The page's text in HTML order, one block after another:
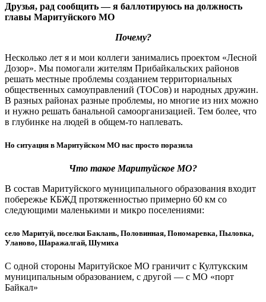
Друзья, рад сообщить — я баллотируюсь на должность
главы Маритуйского МО
Почему?
Несколько лет я и мои коллеги занимались проектом «Лесной
Дозор». Мы помогали жителям Прибайкальских районов
решать местные проблемы созданием территориальных
общественных самоуправлений (ТОСов) и народных дружин.
В разных районах разные проблемы, но многие из них можно
и нужно решать банальной самоорганизацией. Тем более, что
в глубинке на людей в общем-то наплевать.
Но ситуация в Маритуйском МО нас просто поразила
Что такое Маритуйское МО?
В состав Маритуйского муниципального образования входит
побережье КБЖД протяженностью примерно 60 км со
следующими маленькими и микро поселениями:
село Маритуй, поселки Баклань, Половинная, Пономаревка, Пыловка,
Уланово, Шаражалгай, Шумиха
С одной стороны Маритуйское МО граничит с Култукским
муниципальным образованием, с другой — с МО «порт
Байкал»